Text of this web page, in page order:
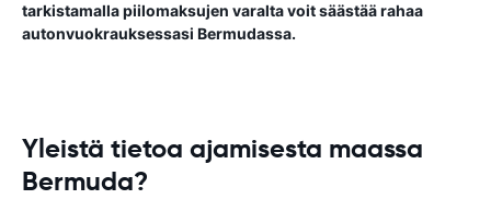
tarkistamalla piilomaksujen varalta voit säästää rahaa
autonvuokrauksessasi Bermudassa.
Yleistä tietoa ajamisesta maassa
Bermuda?